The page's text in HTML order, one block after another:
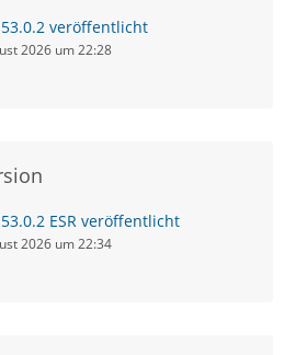
veröffentlicht
2026 um 22:28
ESR veröffentlicht
2026 um 22:34